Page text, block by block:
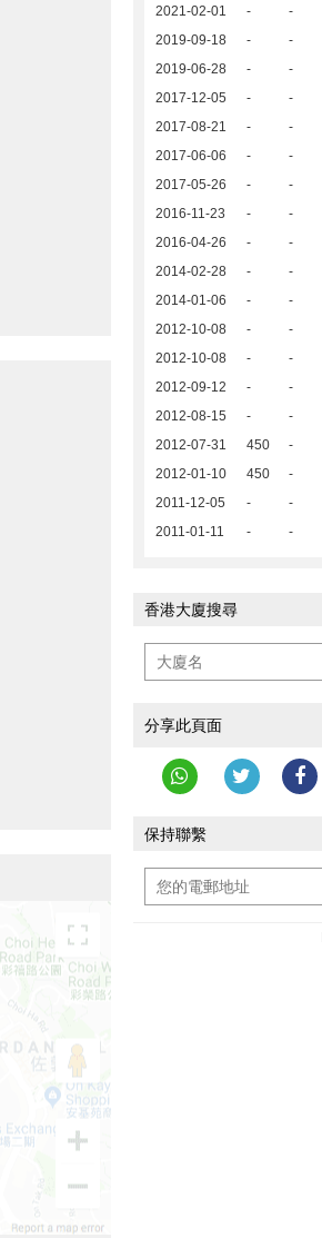
2021-02-01 - -
2019-09-18
- -
2019-06-28
- -
2017-12-05
- -
2017-08-21
- -
2017-06-06
- -
2017-05-26
- -
2016-11-23
- -
2016-04-26
- -
2014-02-28
- -
2014-01-06
- -
2012-10-08
- -
2012-10-08
- -
2012-09-12
- -
2012-08-15
- -
2012-07-31
450 -
2012-01-10
450 -
2011-12-05
- -
2011-01-11
- -
香港大廈搜尋
分享此頁面
保持聯繫